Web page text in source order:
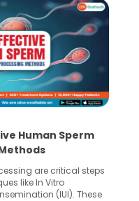
Human Sperm
are critical steps
like In Vitro
(IUI). These